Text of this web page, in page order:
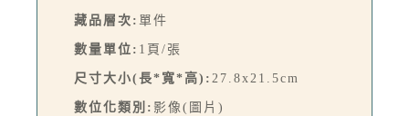
藏品層次: 單件
數量單位: 1頁/張
尺寸大小(長*寬*高): 27.8x21.5cm
數位化類別: 影像(圖片)